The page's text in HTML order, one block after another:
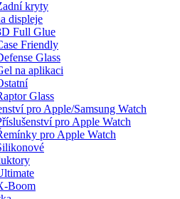
kryty
displeje
Full Glue
Friendly
Glass
na aplikaci
Glass
pro Apple/Samsung Watch
pro Apple Watch
pro Apple Watch
Boom